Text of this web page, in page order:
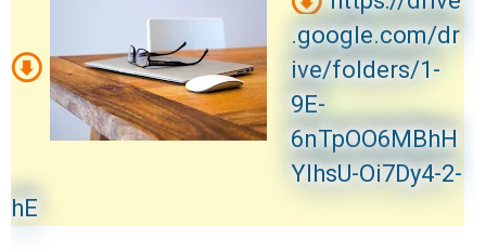
.google.com/dr
ive/folders/1-
9E-
6nTpOO6MBhH
YIhsU-Oi7Dy4-2-
hE